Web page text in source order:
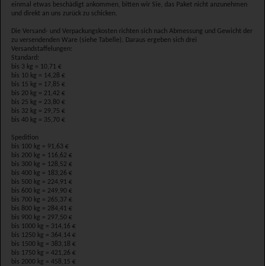
einmal etwas beschädigt ankommen, bitten wir Sie, das Paket nicht anzunehmen
und direkt an uns zurück zu schicken.
Die Versand- und Verpackungskosten richten sich nach Abmessung und Gewicht der
zu versendenden Ware (siehe Tabelle). Daraus ergeben sich drei
Versandstaffelungen:
Standard:
bis 3 kg = 10,71 €
bis 10 kg = 14,28 €
bis 15 kg = 17,85 €
bis 20 kg = 21,42 €
bis 25 kg = 23,80 €
bis 32 kg = 29,75 €
bis 40 kg = 35,70 €
Spedition
bis 100 kg = 91,63 €
bis 200 kg = 116,62 €
bis 300 kg = 128,52 €
bis 400 kg = 183,26 €
bis 500 kg = 224,91 €
bis 600 kg = 249,90 €
bis 700 kg = 265,37 €
bis 800 kg = 284,41 €
bis 900 kg = 297,50 €
bis 1000 kg = 314,16 €
bis 1250 kg = 364,14 €
bis 1500 kg = 383,18 €
bis 1750 kg = 421,26 €
bis 2000 kg = 458,15 €